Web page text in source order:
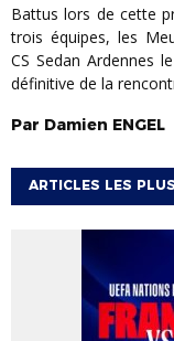
Battus lors de cette première journée de ce mini-championnat à
trois équipes, les
CS Sedan Ardennes
définitive de la
Par Damien ENGEL
ARTICLES LES